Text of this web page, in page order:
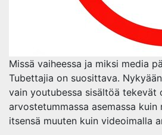
Missä vaiheessa ja miksi media
Tubettajia on suosittava.
vain youtubessa sisältöä tekevät
arvostetummassa asemassa
itsensä muuten kuin videoimalla